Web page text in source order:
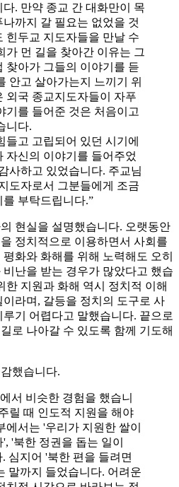
. 만약 종교 간 대화만이 목
까지 갈 필요는 없었을 것
힌두교 지도자들을 만날 수
가 먼 길을 찾아간 이유는 그
찾아가 그들의 이야기를 듣
안고 살아가는지 느끼기 위
외국 종교지도자들이 자푸
기를 들어준 것은 처음이고
니다.
들고 고립되어 있던 시기에
자신의 이야기를 들어주었
사하고 있었습니다. 주교님
도자로서 그분들에게 조금
부탁드립니다.”
현실을 설명했습니다. 오랫동안
정치적으로 이용하면서 사회를
화와 화해를 위해 노력해도 오히
난을 받는 경우가 많았다고 했습
한 지원과 화해 역시 정치적 이해
라며, 갈등을 정치의 도구로 사
기 어렵다고 말했습니다. 끝으로
로 나아갈 수 있도록 함께 기도해
했습니다.
서 비슷한 경험을 했습니
릴 때 인도적 지원을 해야
에서는 '우리가 지원한 쌀이
'북한 정권을 돕는 일이
심지어 '북한 편을 들려면
말까지 들었습니다. 어려운